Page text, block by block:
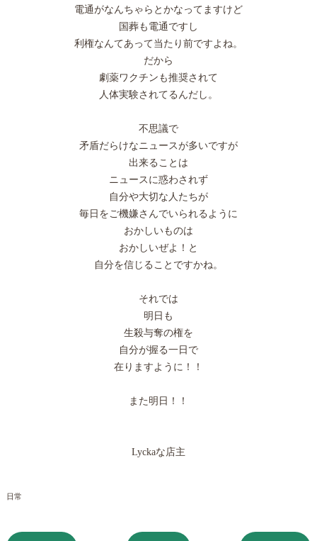
電通がなんちゃらとかなってますけど
国葬も電通ですし
利権なんてあって当たり前ですよね。
だから
劇薬ワクチンも推奨されて
人体実験されてるんだし。
不思議で
矛盾だらけなニュースが多いですが
出来ることは
ニュースに惑わされず
自分や大切な人たちが
毎日をご機嫌さんでいられるように
おかしいものは
おかしいぜよ！と
自分を信じることですかね。
それでは
明日も
生殺与奪の権を
自分が握る一日で
在りますように！！
また明日！！
Lyckaな店主
日常